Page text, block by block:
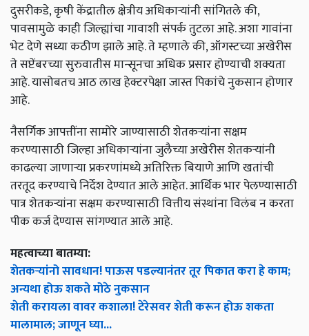
दुसरीकडे, कृषी केंद्रातील क्षेत्रीय अधिकाऱ्यांनी सांगितले की,
पावसामुळे काही जिल्ह्यांचा गावाशी संपर्क तुटला आहे. अशा गावांना
भेट देणे सध्या कठीण झाले आहे. ते म्हणाले की, ऑगस्टच्या अखेरीस
ते सप्टेंबरच्या सुरुवातीस मान्सूनचा अधिक प्रसार होण्याची शक्यता
आहे. यासोबतच आठ लाख हेक्टरपेक्षा जास्त पिकांचे नुकसान होणार
आहे.
नैसर्गिक आपत्तींना सामोरे जाण्यासाठी शेतकऱ्यांना सक्षम
करण्यासाठी जिल्हा अधिकाऱ्यांना जुलैच्या अखेरीस शेतकऱ्यांनी
काढल्या जाणार्‍या प्रकरणांमध्ये अतिरिक्त बियाणे आणि खतांची
तरतूद करण्याचे निर्देश देण्यात आले आहेत. आर्थिक भार पेलण्यासाठी
पात्र शेतकऱ्यांना सक्षम करण्यासाठी वित्तीय संस्थांना विलंब न करता
पीक कर्ज देण्यास सांगण्यात आले आहे.
महत्वाच्या बातम्या:
शेतकऱ्यांनो सावधान! पाऊस पडल्यानंतर तूर पिकात करा हे काम;
अन्यथा होऊ शकते मोठे नुकसान
शेती करायला वावर कशाला! टेरेसवर शेती करून होऊ शकता
मालामाल; जाणून घ्या...